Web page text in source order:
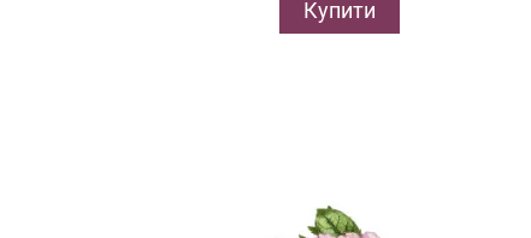
Купити